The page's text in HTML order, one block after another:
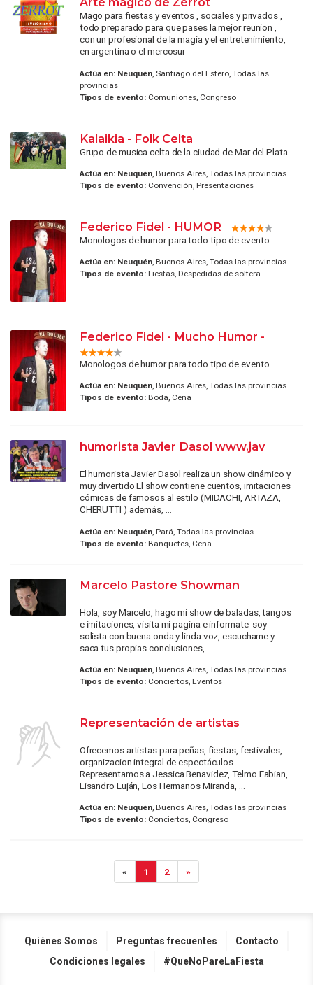
Mago para fiestas y eventos , sociales y privados ,
todo preparado para que pases la mejor reunion ,
con un profesional de la magia y el entretenimiento,
en argentina o el mercosur
Actúa en: Neuquén, Santiago del Estero, Todas las
provincias
Tipos de evento:Comuniones, Congreso
Kalaikia - Folk Celta
Grupo de musica celta de la ciudad de Mar del Plata.
Actúa en: Neuquén, Buenos Aires, Todas las provincias
Tipos de evento:Convención, Presentaciones
Federico Fidel - HUMOR
Monologos de humor para todo tipo de evento.
Actúa en: Neuquén, Buenos Aires, Todas las provincias
Tipos de evento:Fiestas, Despedidas de soltera
Federico Fidel - Mucho Humor -
Monologos de humor para todo tipo de evento.
Actúa en: Neuquén, Buenos Aires, Todas las provincias
Tipos de evento:Boda, Cena
humorista Javier Dasol www.jav
El humorista Javier Dasol realiza un show dinámico y
muy divertido El show contiene cuentos, imitaciones
cómicas de famosos al estilo (MIDACHI, ARTAZA,
CHERUTTI ) además, ...
Actúa en: Neuquén, Pará, Todas las provincias
Tipos de evento:Banquetes, Cena
Marcelo Pastore Showman
Hola, soy Marcelo, hago mi show de baladas, tangos
e imitaciones, visita mi pagina e informate. soy
solista con buena onda y linda voz, escuchame y
saca tus propias conclusiones, ...
Actúa en: Neuquén, Buenos Aires, Todas las provincias
Tipos de evento:Conciertos, Eventos
Representación de artistas
Ofrecemos artistas para peñas, fiestas, festivales,
organizacion integral de espectáculos.
Representamos a Jessica Benavidez, Telmo Fabian,
Lisandro Luján, Los Hermanos Miranda, ...
Actúa en: Neuquén, Buenos Aires, Todas las provincias
Tipos de evento:Conciertos, Congreso
« 1 2 »
Quiénes Somos Preguntas frecuentes
Contacto
Condiciones legales
#QueNoPareLaFiesta